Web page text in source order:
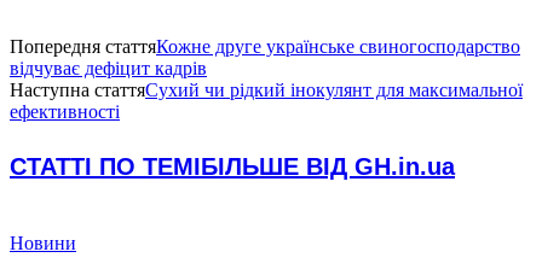
Попередня статтяКожне друге українське свиногосподарство
відчуває дефіцит кадрів
Наступна статтяСухий чи рідкий інокулянт для максимальної
ефективності
СТАТТІ ПО ТЕМІБІЛЬШЕ ВІД GH.in.ua
Новини